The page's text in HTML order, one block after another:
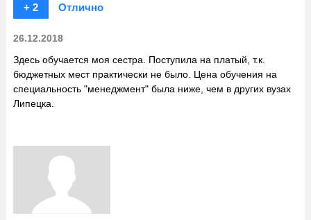
+ 2
Отлично
26.12.2018
Здесь обучается моя сестра. Поступила на платый, т.к.
бюджетных мест практически не было. Цена обучения на
специальность "менеджмент" была ниже, чем в других вузах
Липецка.